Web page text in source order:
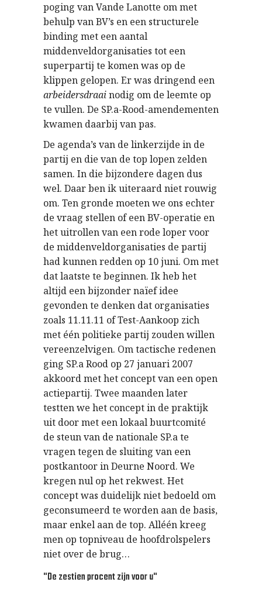
poging van Vande Lanotte om met
behulp van BV’s en een structurele
binding met een aantal
middenveldorganisaties tot een
superpartij te komen was op de
klippen gelopen. Er was dringend een
arbeidersdraainodig om de leemte op
te vullen. De SP.a-Rood-amendementen
kwamen daarbij van pas.
De agenda’s van de linkerzijde in de
partij en die van de top lopen zelden
samen. In die bijzondere dagen dus
wel. Daar ben ik uiteraard niet rouwig
om. Ten gronde moeten we ons echter
de vraag stellen of een BV-operatie en
het uitrollen van een rode loper voor
de middenveldorganisaties de partij
had kunnen redden op 10 juni. Om met
dat laatste te beginnen. Ik heb het
altijd een bijzonder naïef idee
gevonden te denken dat organisaties
zoals 11.11.11 of Test-Aankoop zich
met één politieke partij zouden willen
vereenzelvigen. Om tactische redenen
ging SP.a Rood op 27 januari 2007
akkoord met het concept van een open
actiepartij. Twee maanden later
testten we het concept in de praktijk
uit door met een lokaal buurtcomité
de steun van de nationale SP.a te
vragen tegen de sluiting van een
postkantoor in Deurne Noord. We
kregen nul op het rekwest. Het
concept was duidelijk niet bedoeld om
geconsumeerd te worden aan de basis,
maar enkel aan de top. Alléén kreeg
men op topniveau de hoofdrolspelers
niet over de brug…
"De zestien procent zijn voor u"